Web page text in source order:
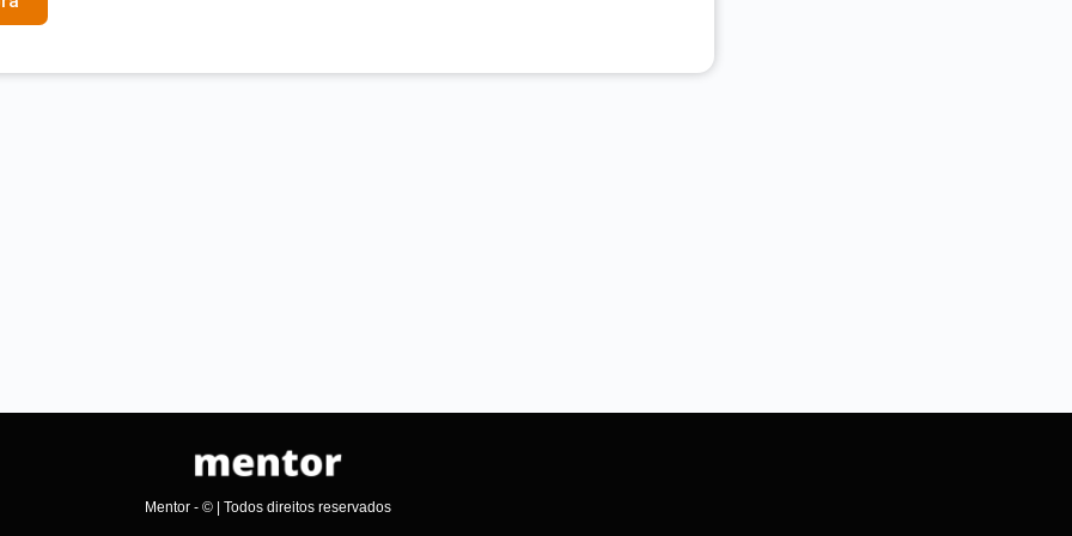
Mentor - © | Todos direitos reservados